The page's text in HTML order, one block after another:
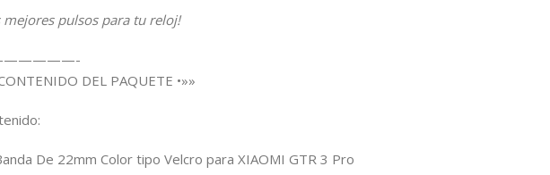
mejores pulsos para tu reloj!
DEL PAQUETE •»»
De 22mm Color tipo Velcro para XIAOMI GTR 3 Pro